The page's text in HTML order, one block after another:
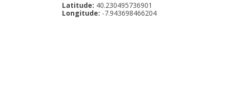
Latitude: 40.230495736901
Longitude: -7.943698466204